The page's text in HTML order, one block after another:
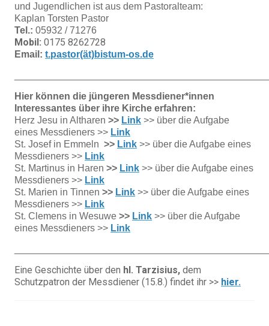
und Jugendlichen ist aus dem Pastoralteam:
Kaplan Torsten Pastor
Tel.: 05932 / 71276
Mobil: 0175 8262728
Email: t.pastor(ät)bistum-os.de
Hier können die jüngeren Messdiener*innen
Interessantes über ihre Kirche erfahren:
Herz Jesu in Altharen >> Link >> über die Aufgabe
eines Messdieners >> Link
St. Josef in Emmeln >> Link >> über die Aufgabe eines
Messdieners >> Link
St. Martinus in Haren >> Link >> über die Aufgabe eines
Messdieners >> Link
St. Marien in Tinnen >> Link >> über die Aufgabe eines
Messdieners >> Link
St. Clemens in Wesuwe >> Link >> über die Aufgabe
eines Messdieners >> Link
Eine Geschichte über den hl. Tarzisius, dem
Schutzpatron der Messdiener (15.8.) findet ihr >> hier.